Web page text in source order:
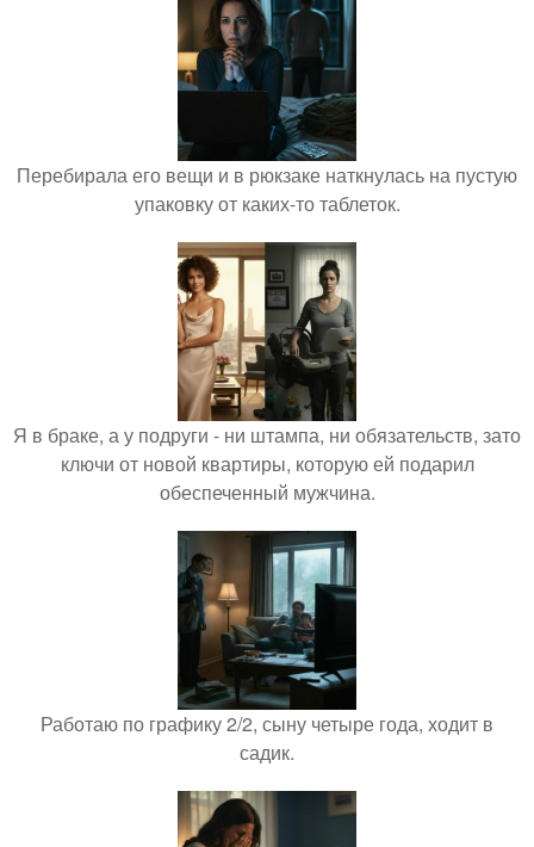
Перебирала его вещи и в рюкзаке наткнулась на пустую
упаковку от каких-то таблеток.
Я в браке, а у подруги - ни штампа, ни обязательств, зато
ключи от новой квартиры, которую ей подарил
обеспеченный мужчина.
Работаю по графику 2/2, сыну четыре года, ходит в
садик.